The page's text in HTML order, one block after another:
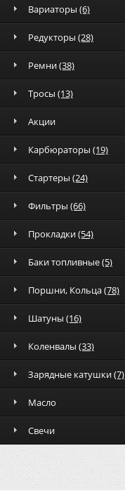
Вариаторы (6)
Редукторы (28)
Ремни(38)
Тросы (13)
Акции
Карбюраторы (19)
Стартеры (24)
Фильтры (66)
Прокладки(54)
Баки топливные(5)
Поршни, Кольца(78)
Шатуны (16)
Коленвалы (33)
Зарядные катушки(7)
Масло
Свечи